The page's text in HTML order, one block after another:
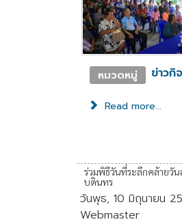
หมวดหมู่ ข่าวกิ
Read more...
ร่วมพิธีวันที่ระลึกคล้ายวั
บดินทร
วันพุธ, 10 มิถุนายน
Webmaster